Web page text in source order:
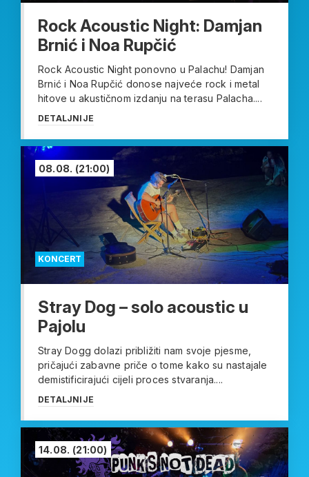
Rock Acoustic Night: Damjan
Brnić i Noa Rupčić
Rock Acoustic Night ponovno u Palachu! Damjan
Brnić i Noa Rupčić donose najveće rock i metal
hitove u akustičnom izdanju na terasu Palacha....
DETALJNIJE
KONCERT
08.08. (21:00)
Stray Dog – solo acoustic u
Pajolu
Stray Dogg dolazi približiti nam svoje pjesme,
pričajući zabavne priče o tome kako su nastajale
demistificirajući cijeli proces stvaranja....
DETALJNIJE
14.08. (21:00)